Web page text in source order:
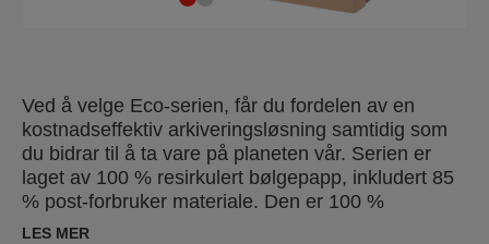
Ved å velge Eco-serien, får du fordelen av en
kostnadseffektiv arkiveringsløsning samtidig som
du bidrar til å ta vare på planeten vår. Serien er
laget av 100 % resirkulert bølgepapp, inkludert 85
% post-forbruker materiale. Den er 100 %
resirkulerbar og FSC® sertifisert.
LES MER